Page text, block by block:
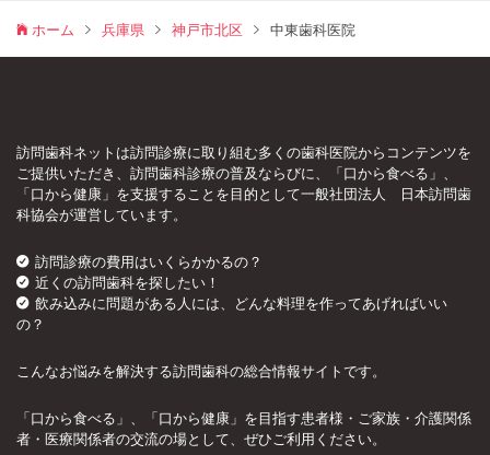
ホーム 兵庫県 神戸市北区 中東歯科医院
訪問歯科ネットは訪問診療に取り組む多くの歯科医院からコンテンツを
ご提供いただき、訪問歯科診療の普及ならびに、「口から食べる」、
「口から健康」を支援することを目的として一般社団法人 日本訪問歯
科協会が運営しています。
訪問診療の費用はいくらかかるの？
近くの訪問歯科を探したい！
飲み込みに問題がある人には、どんな料理を作ってあげればいい
の？
こんなお悩みを解決する訪問歯科の総合情報サイトです。
「口から食べる」、「口から健康」を目指す患者様・ご家族・介護関係
者・医療関係者の交流の場として、ぜひご利用ください。